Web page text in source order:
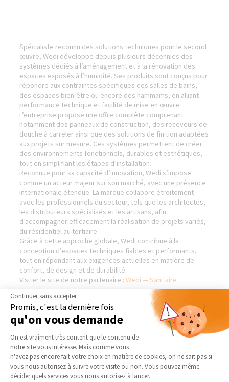
Spécialiste reconnu des solutions techniques pour le second
œuvre, Wedi développe depuis plusieurs décennies des
systèmes dédiés à l’aménagement et à la rénovation des
espaces exposés à l’humidité. Ses produits sont conçus pour
répondre aux contraintes spécifiques des salles de bains,
des espaces bien-être ou encore des hammams, en alliant
performance technique et facilité de mise en œuvre.
L’entreprise propose une offre complète comprenant
notamment des panneaux de construction, des receveurs de
douche à carreler ainsi que des solutions de finition adaptées
aux projets sur mesure. Ces systèmes permettent de créer
des environnements fonctionnels, durables et esthétiques,
tout en simplifiant les étapes d’installation.
Reconnue pour sa capacité d’innovation, Wedi s’impose
comme un acteur majeur sur son marché, avec une présence
internationale étendue. La marque collabore étroitement
avec les professionnels du secteur, tels que les architectes,
les distributeurs spécialisés et les artisans, afin
d’accompagner efficacement la réalisation de projets variés,
du résidentiel au tertiaire.
Grâce à cette approche globale, Wedi contribue à la
conception d’espaces techniques fiables et performants,
tout en répondant aux exigences actuelles en matière de
confort, de design et de durabilité.
Visiter le site de notre partenaire :Wedi — Sanitaire
LA MAISON DES TRAVAUX
PERPIGNAN - RÉNOVATION &
EXTENSION
Qui sommes-nous
Actualités
NOS DOMAINES
D’INTERVENTION
EXTENSION
RÉNOVATION INTÉRIEURE
TRAVAUX EXTÉRIEURS
Continuer sans accepter
Promis, c'est la dernière fois
qu'on vous demande
Plateforme de Gestion du
On est vraiment très content que le contenu de
notre site vous intéresse. Mais comme vous
n'avez pas encore fait votre choix en matière de cookies, on ne sait pas si
vous nous autorisez à suivre votre visite ou non. Vous pouvez même
décider quels services vous nous autorisez à lancer.
Axeptio consent